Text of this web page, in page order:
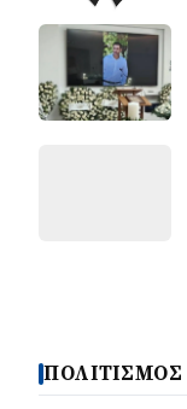
ΠΟΛΙΤΙΣΜΟΣ